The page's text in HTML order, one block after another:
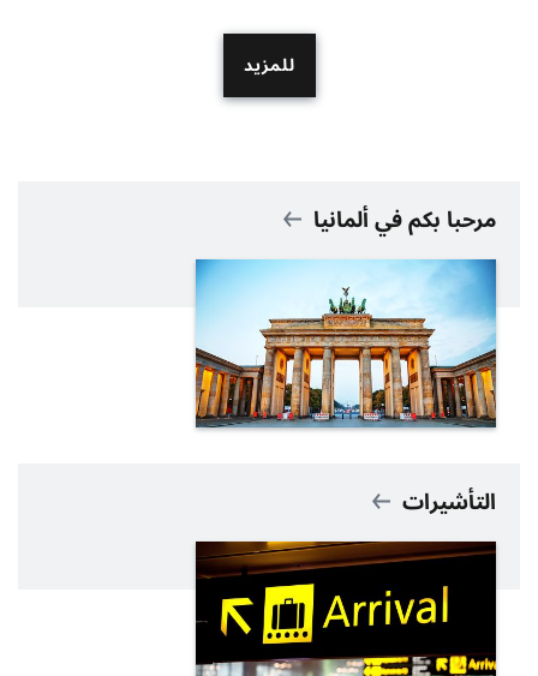
للمزيد
مرحبا بكم في ألمانيا
التأشيرات